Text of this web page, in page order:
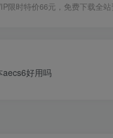
限时特价66元，免费下载全站
aecs6好用吗